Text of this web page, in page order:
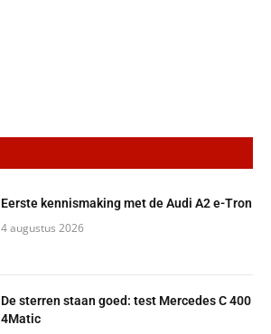
Eerste kennismaking met de Audi A2 e-Tron
4 augustus 2026
De sterren staan goed: test Mercedes C 400
4Matic